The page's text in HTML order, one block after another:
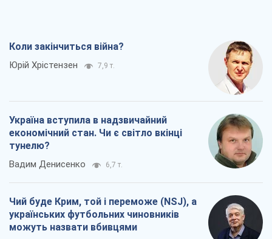
Коли закінчиться війна?
Юрій Хрістензен 7,9 т.
Україна вступила в надзвичайний
економічний стан. Чи є світло вкінці
тунелю?
Вадим Денисенко 6,7 т.
Чий буде Крим, той і переможе (NSJ), а
українських футбольних чиновників
можуть назвати вбивцями